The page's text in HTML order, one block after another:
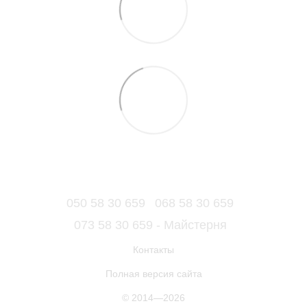
050 58 30 659
068 58 30 659
073 58 30 659 - Майстерня
Контакты
Полная версия сайта
© 2014—2026